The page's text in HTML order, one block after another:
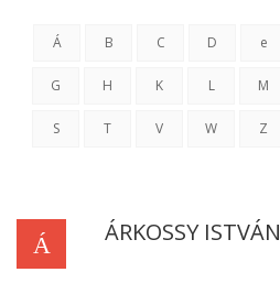
Á B C D e
G H K L M
S T V W Z
Á ÁRKOSSY ISTVÁN